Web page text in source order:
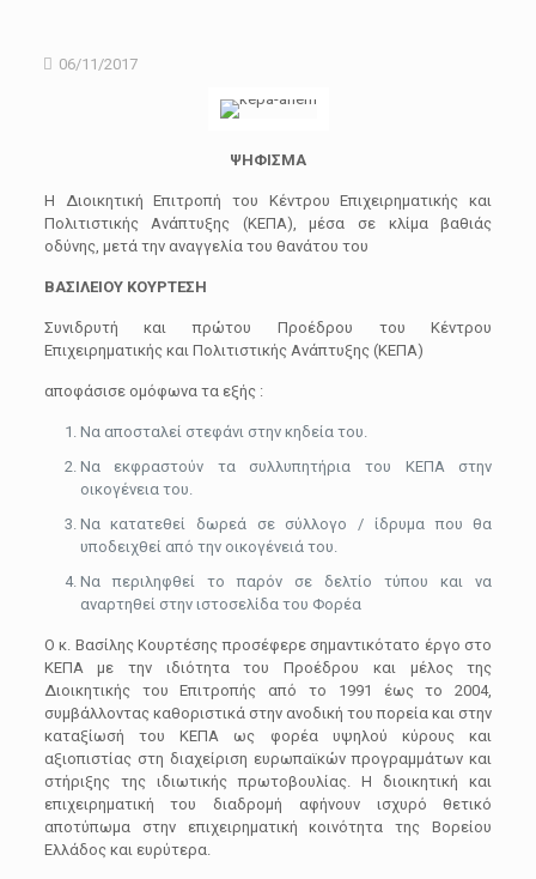
06/11/2017
ΨΗΦΙΣΜΑ
Η Διοικητική Επιτροπή του Κέντρου Επιχειρηματικής και
Πολιτιστικής Ανάπτυξης (ΚΕΠΑ), μέσα σε κλίμα βαθιάς
οδύνης, μετά την αναγγελία του θανάτου του
ΒΑΣΙΛΕΙΟΥ ΚΟΥΡΤΕΣΗ
Συνιδρυτή και πρώτου Προέδρου του Κέντρου
Επιχειρηματικής και Πολιτιστικής Ανάπτυξης (ΚΕΠΑ)
αποφάσισε ομόφωνα τα εξής :
Να αποσταλεί στεφάνι στην κηδεία του.
Να εκφραστούν τα συλλυπητήρια του ΚΕΠΑ στην
οικογένεια του.
Να κατατεθεί δωρεά σε σύλλογο / ίδρυμα που θα
υποδειχθεί από την οικογένειά του.
Να περιληφθεί το παρόν σε δελτίο τύπου και να
αναρτηθεί στην ιστοσελίδα του Φορέα
Ο κ. Βασίλης Κουρτέσης προσέφερε σημαντικότατο έργο στο
ΚΕΠΑ με την ιδιότητα του Προέδρου και μέλος της
Διοικητικής του Επιτροπής από το 1991 έως το 2004,
συμβάλλοντας καθοριστικά στην ανοδική του πορεία και στην
καταξίωσή του ΚΕΠΑ ως φορέα υψηλού κύρους και
αξιοπιστίας στη διαχείριση ευρωπαϊκών προγραμμάτων και
στήριξης της ιδιωτικής πρωτοβουλίας. Η διοικητική και
επιχειρηματική του διαδρομή αφήνουν ισχυρό θετικό
αποτύπωμα στην επιχειρηματική κοινότητα της Βορείου
Ελλάδος και ευρύτερα.